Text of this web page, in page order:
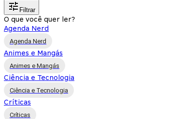
Filtrar
O que você quer ler?
Agenda Nerd
Agenda Nerd
Animes e Mangás
Animes e Mangás
Ciência e Tecnologia
Ciência e Tecnologia
Críticas
Críticas